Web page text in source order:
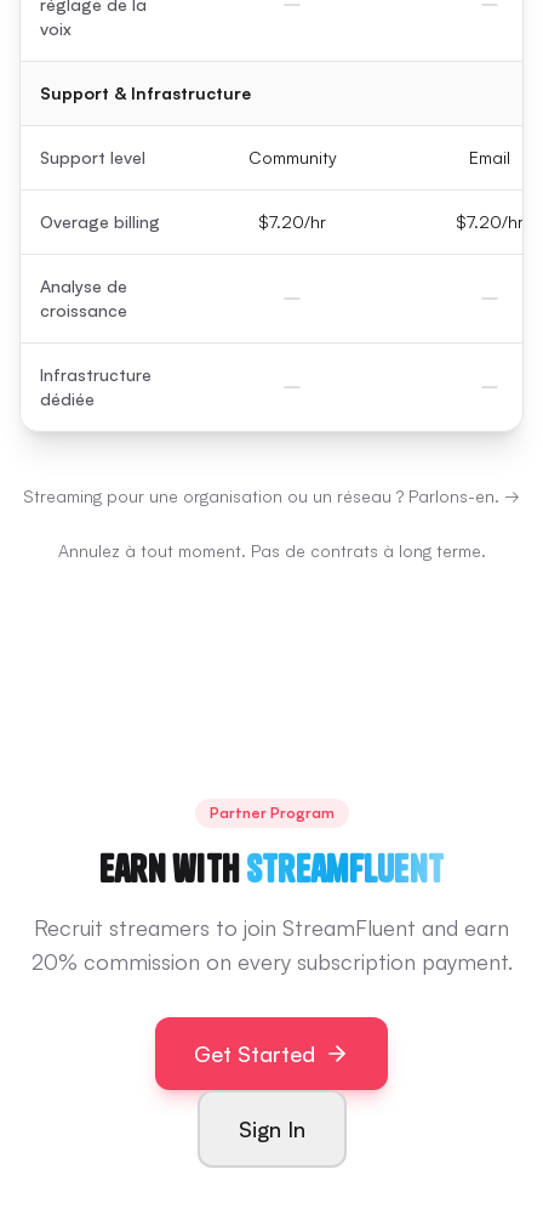
réglage de la
voix
Support & Infrastructure
Support level Community Email
Overage billing $7.20/hr $7.20/hr
Analyse de
croissance
Infrastructure
dédiée
Streaming pour une organisation ou un réseau ? Parlons-en. →
Annulez à tout moment. Pas de contrats à long terme.
Partner Program
Earn withStreamFluent
Recruit streamers to join StreamFluent and earn
20% commission on every subscription payment.
Get Started
Sign In